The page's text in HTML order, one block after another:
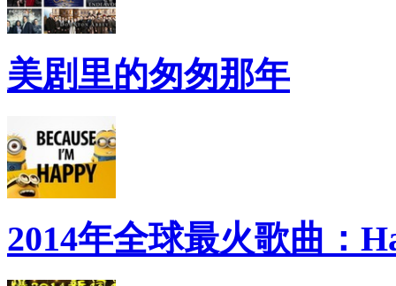
美剧里的匆匆那年
2014年全球最火歌曲：